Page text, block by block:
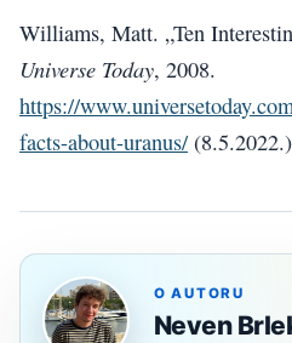
Williams, Matt. „Ten
Universe Today, 2008.
https://
facts-about-uranus/
O AUTORU
Neven